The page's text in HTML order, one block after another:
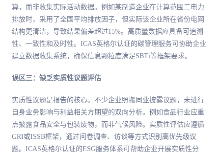
算，而非收集实际活动数据。例如某制造企业在计算范围二电力
排放时，采用了全国平均排放因子，但实际该企业所在省份电网
结构更清洁，导致结果偏差超过15%。高质量数据应具备可追溯
性、一致性和及时性。ICAS英格尔认证的碳管理服务可协助企业
建立数据收集系统，确保信息颗粒度满足SBTi等框架要求。
误区三：缺乏实质性议题评估
实质性议题是报告的核心。不少企业照搬同业披露议题，未进行
自身业务影响与利益相关方期望的双向分析。例如食品行业应重
点披露食品安全与包装废物，而非气候风险。实质性评估应遵循
GRI或ISSB框架，通过问卷调查、访谈等方式识别高优先级议
题。ICAS英格尔认证的ESG服务体系可帮助企业开展实质性分